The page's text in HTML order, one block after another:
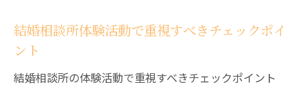
結婚相談所体験活動で重視すべきチェックポイ
ント
結婚相談所の体験活動で重視すべきチェックポイント